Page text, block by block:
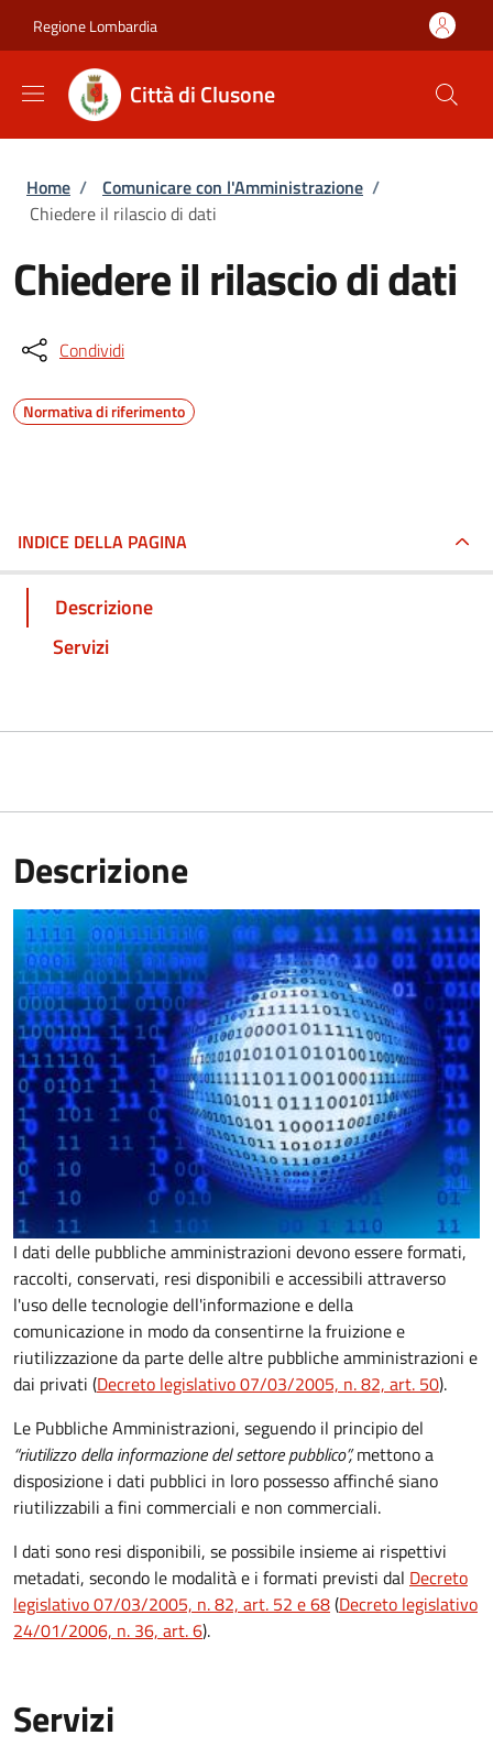
Regione Lombardia
Città di Clusone
Briciole di pane
Home / Comunicare con l'Amministrazione /
Chiedere il rilascio di dati
Chiedere il rilascio di dati
Condividi
Normativa di riferimento
INDICE DELLA PAGINA
Descrizione
Servizi
Descrizione
I dati delle pubbliche amministrazioni devono essere formati,
raccolti, conservati, resi disponibili e accessibili attraverso
l'uso delle tecnologie dell'informazione e della
comunicazione in modo da consentirne la fruizione e
riutilizzazione da parte delle altre pubbliche amministrazioni e
dai privati (Decreto legislativo 07/03/2005, n. 82, art. 50).
Le Pubbliche Amministrazioni, seguendo il principio del
“riutilizzo della informazione del settore pubblico”,mettono a
disposizione i dati pubblici in loro possesso affinché siano
riutilizzabili a fini commerciali e non commerciali.
I dati sono resi disponibili, se possibile insieme ai rispettivi
metadati, secondo le modalità e i formati previsti dal Decreto
legislativo 07/03/2005, n. 82, art. 52 e 68(Decreto legislativo
24/01/2006, n. 36, art. 6).
Servizi